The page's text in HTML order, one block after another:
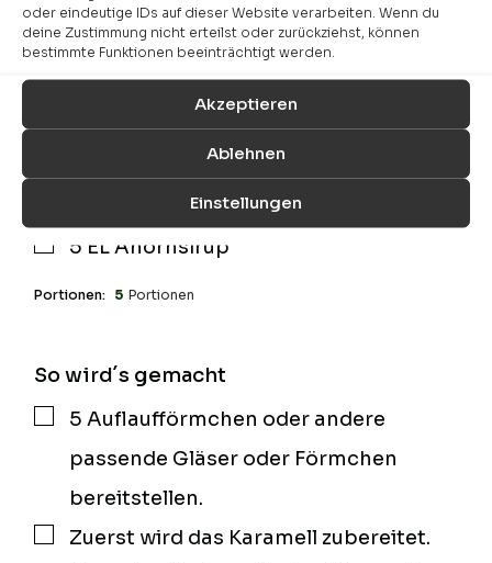
oder eindeutige IDs auf dieser Website verarbeiten. Wenn du
deine Zustimmung nicht erteilst oder zurückziehst, können
bestimmte Funktionen beeinträchtigt werden.
Akzeptieren
Ablehnen
Einstellungen
▢200g Zucker
▢120 mlWasser
480mlCashew- oder Hafersahne
▢1ELVanilleextrakt
Pflanzenmilch
Speisestärke
▢
5 EL Ahornsirup
Portionen: 5 Portionen
So wird´s gemacht
▢
5 Auflaufförmchen oder andere
passende Gläser oder Förmchen
bereitstellen.
▢
Zuerst wird das Karamell zubereitet.